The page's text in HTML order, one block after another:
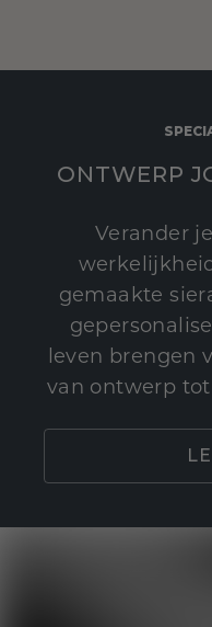
ONTWERP
Verander
gemaakte
leven brengen
van ontwerp